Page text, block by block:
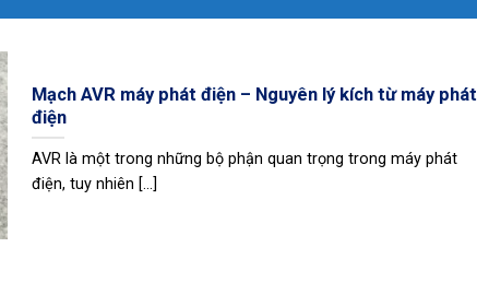
Mạch AVR máy phát điện – Nguyên lý kích từ máy phát
điện
AVR là một trong những bộ phận quan trọng trong máy phát
điện, tuy nhiên [...]